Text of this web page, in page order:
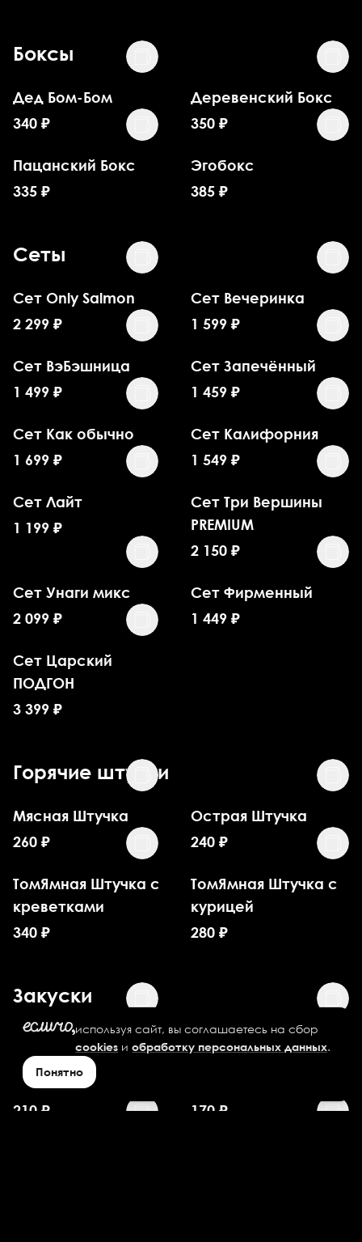
Боксы
Дед Бом-Бом
340 ₽
Деревенский Бокс
350 ₽
Пацанский Бокс
335 ₽
Эгобокс
385 ₽
Сеты
Сет Only Salmon
2 299 ₽
Сет Вечеринка
1 599 ₽
Сет ВэБэшница
1 499 ₽
Сет Запечённый
1 459 ₽
Сет Как обычно
1 699 ₽
Сет Калифорния
1 549 ₽
Сет Лайт
1 199 ₽
Сет Три Вершины
PREMIUM
2 150 ₽
Сет Унаги микс
2 099 ₽
Сет Фирменный
1 449 ₽
Сет Царский
ПОДГОН
3 399 ₽
Горячие штучки
Мясная Штучка
260 ₽
Острая Штучка
240 ₽
ТомЯмная Штучка с
креветками
340 ₽
ТомЯмная Штучка с
курицей
280 ₽
Закуски
Картофель по-
деревенски
большой
210 ₽
Картофель по-
170 ₽
используя сайт, вы соглашаетесь на сбор
cookies иобработку персональных данных.
Понятно